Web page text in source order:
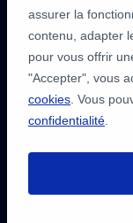
assurer la
contenu, adapter
pour vous offrir
"Accepter", vous
cookies . Vous
confidentialité